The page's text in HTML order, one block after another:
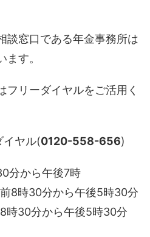
談窓口である年金事務所は
す。
フリーダイヤルをご活用く
イヤル(0120-558-656)
分から午後7時
8時30分から午後5時30分
時30分から午後5時30分